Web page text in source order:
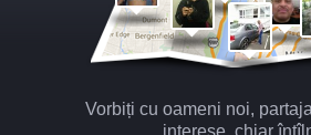
Vorbiți cu oameni noi,
interese, chiar